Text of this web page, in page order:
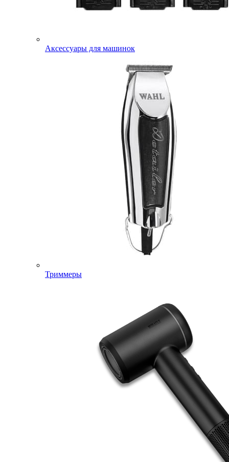
Аксессуары для машинок
Триммеры